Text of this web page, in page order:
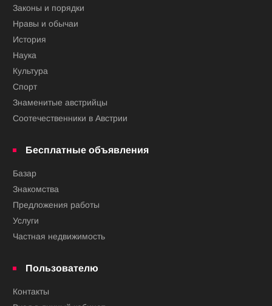
Законы и порядки
Нравы и обычаи
История
Наука
Культура
Спорт
Знаменитые австрийцы
Соотечественники в Австрии
Бесплатные объявления
Базар
Знакомства
Предложения работы
Услуги
Частная недвижимость
Пользователю
Контакты